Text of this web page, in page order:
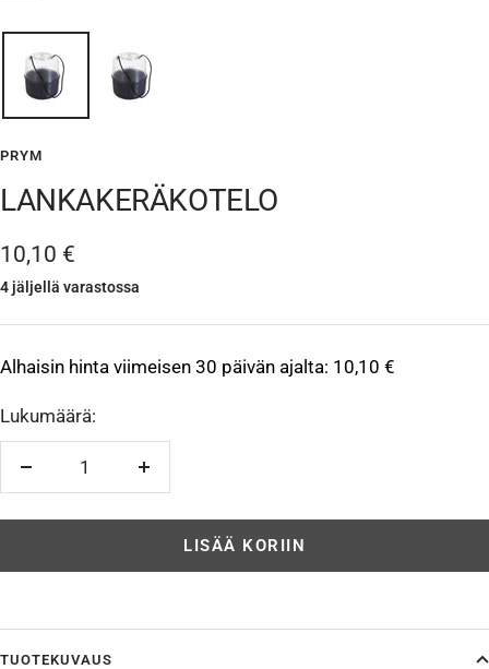
PRYM
LANKAKERÄKOTELO
Alennushinta
10,10 €
4 jäljellä varastossa
Alhaisin hinta viimeisen 30 päivän ajalta: 10,10 €
Lukumäärä:
Vähennä
LISÄÄ KORIIN
TUOTEKUVAUS